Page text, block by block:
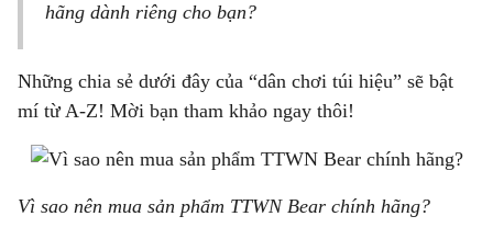
hãng dành riêng cho bạn?
Những chia sẻ dưới đây của “dân chơi túi hiệu” sẽ bật
mí từ A-Z! Mời bạn tham khảo ngay thôi!
Vì sao nên mua sản phẩm TTWN Bear chính hãng?